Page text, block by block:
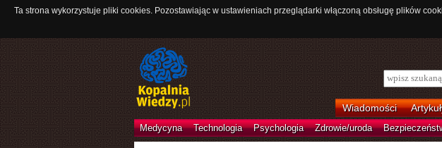
Ta strona wykorzystuje pliki cookies. Pozostawiając w ustawieniach przeglądarki włączoną obsługę plików
Wiadomości
Medycyna Technologia Psychologia Zdrowie/uroda